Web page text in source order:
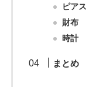
ピアス
財布
時計
まとめ